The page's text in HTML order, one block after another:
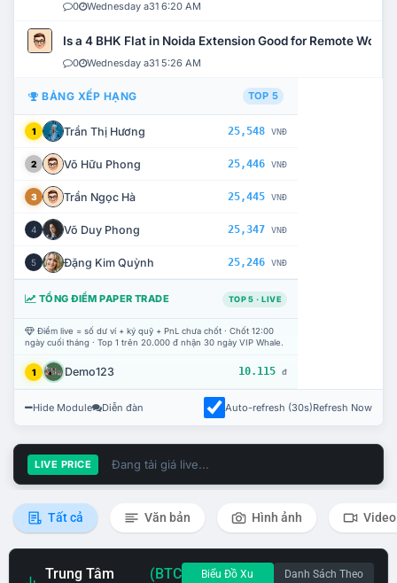
0 Wednesday a31 6:20 AM
Is a 4 BHK Flat in Noida Extension Good for Remote Work?
0 Wednesday a31 5:26 AM
BẢNG XẾP HẠNG TOP 5
1 Trần Thị Hương 25,548 VNĐ
2 Võ Hữu Phong 25,446 VNĐ
3 Trần Ngọc Hà 25,445 VNĐ
4 Võ Duy Phong 25,347 VNĐ
5 Đặng Kim Quỳnh 25,246 VNĐ
TỔNG ĐIỂM PAPER TRADE TOP 5 · LIVE
Điểm live = số dư ví + ký quỹ + PnL chưa chốt · Chốt 12:00
ngày cuối tháng · Top 1 trên 20.000 đ nhận 30 ngày VIP Whale.
1 Demo123 10.115 đ
Hide Module Diễn đàn Auto-refresh (30s)Refresh Now
LIVE PRICE Đang tải giá live...
Tất cả Văn bản Hình ảnh Video
Trung Tâm
(BTC
Biểu Đồ Xu
Danh Sách Theo